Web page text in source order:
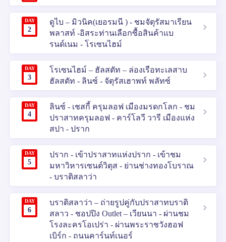
DAY
2
ดูไบ – มิวนิค(เยอรมนี ) - ชมจัตุรัสมาเรียน
พลาสท์ -อิสระท่านเลือกซื้อสินค้าแบ
รนด์เนม - โรเซนไฮม์
DAY
3
โรเซนไฮม์ – ฮัลสตัท – ล่องเรือทะเลสาบ
ฮัลสตัท - ลินซ์ - จัตุรัสเฮาพท์ พลัทซ์
DAY
4
ลินซ์ - เชสกี้ ครุมลอฟ เมืองมรดกโลก - ชม
ปราสาทครุมลอฟ - คาร์โลวี วารี เมืองแห่ง
สปา - ปราก
DAY
5
ปราก - เข้าปราสาทแห่งปราก - เข้าชม
มหาวิหารเซนต์วิตุส - ย่านช่างทองโบราณ
- บราติสลาว่า
DAY
6
บราติสลาว่า – ถ่ายรูปคู่กับปราสาทบราติ
สลาว - ชอปปิง Outlet – เวียนนา - ผ่านชม
โรงละครโอเปร่า - ผ่านพระราชวังฮอฟ
เบิร์ก - ถนนคาร์นท์เนอร์